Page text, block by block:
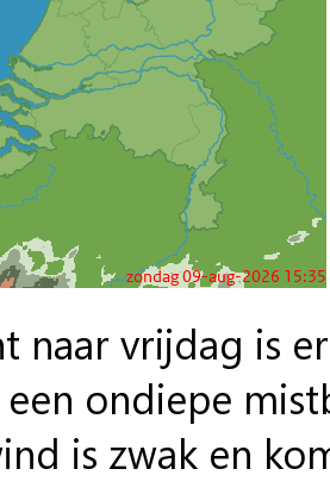
naar vrijdag is
ondiepe
is zwak en